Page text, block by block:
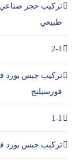
طبيعي
2-1
فورسيلنج
1-1
تركيب جبس بورد في ام